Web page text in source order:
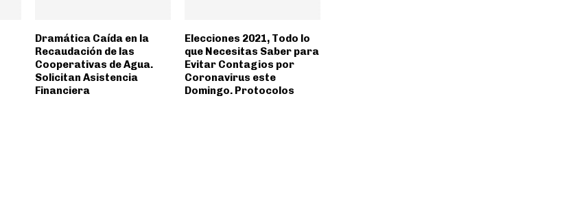
Dramática Caída en la
Recaudación de las
Cooperativas de Agua.
Solicitan Asistencia
Financiera
Elecciones 2021, Todo lo
que Necesitas Saber para
Evitar Contagios por
Coronavirus este
Domingo. Protocolos